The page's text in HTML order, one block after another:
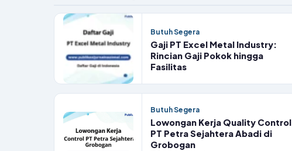
Butuh Segera
Gaji PT Excel Metal Industry:
Rincian Gaji Pokok hingga
Fasilitas
Butuh Segera
Lowongan Kerja Quality Control
PT Petra Sejahtera Abadi di
Grobogan